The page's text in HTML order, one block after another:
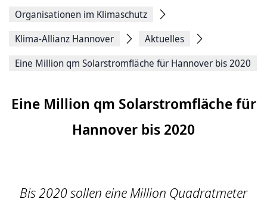
Seite
Organisationen im Klimaschutz
Klima-Allianz Hannover
Aktuelles
Eine Million qm Solarstromfläche für Hannover bis 2020
Eine Million qm Solarstromfläche für
Hannover bis 2020
Bis 2020 sollen eine Million Quadratmeter